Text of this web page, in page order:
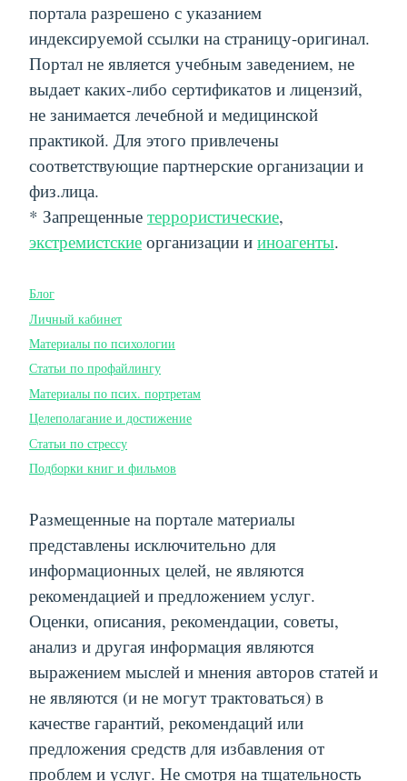
портала разрешено с указанием
индексируемой ссылки на страницу-оригинал.
Портал не является учебным заведением, не
выдает каких-либо сертификатов и лицензий,
не занимается лечебной и медицинской
практикой. Для этого привлечены
соответствующие партнерские организации и
физ.лица.
* Запрещенные террористические,
экстремистские организации и иноагенты.
Блог
Личный кабинет
Материалы по психологии
Статьи по профайлингу
Материалы по псих. портретам
Целеполагание и достижение
Статьи по стрессу
Подборки книг и фильмов
Размещенные на портале материалы
представлены исключительно для
информационных целей, не являются
рекомендацией и предложением услуг.
Оценки, описания, рекомендации, советы,
анализ и другая информация являются
выражением мыслей и мнения авторов статей и
не являются (и не могут трактоваться) в
качестве гарантий, рекомендаций или
предложения средств для избавления от
проблем и услуг. Не смотря на тщательность